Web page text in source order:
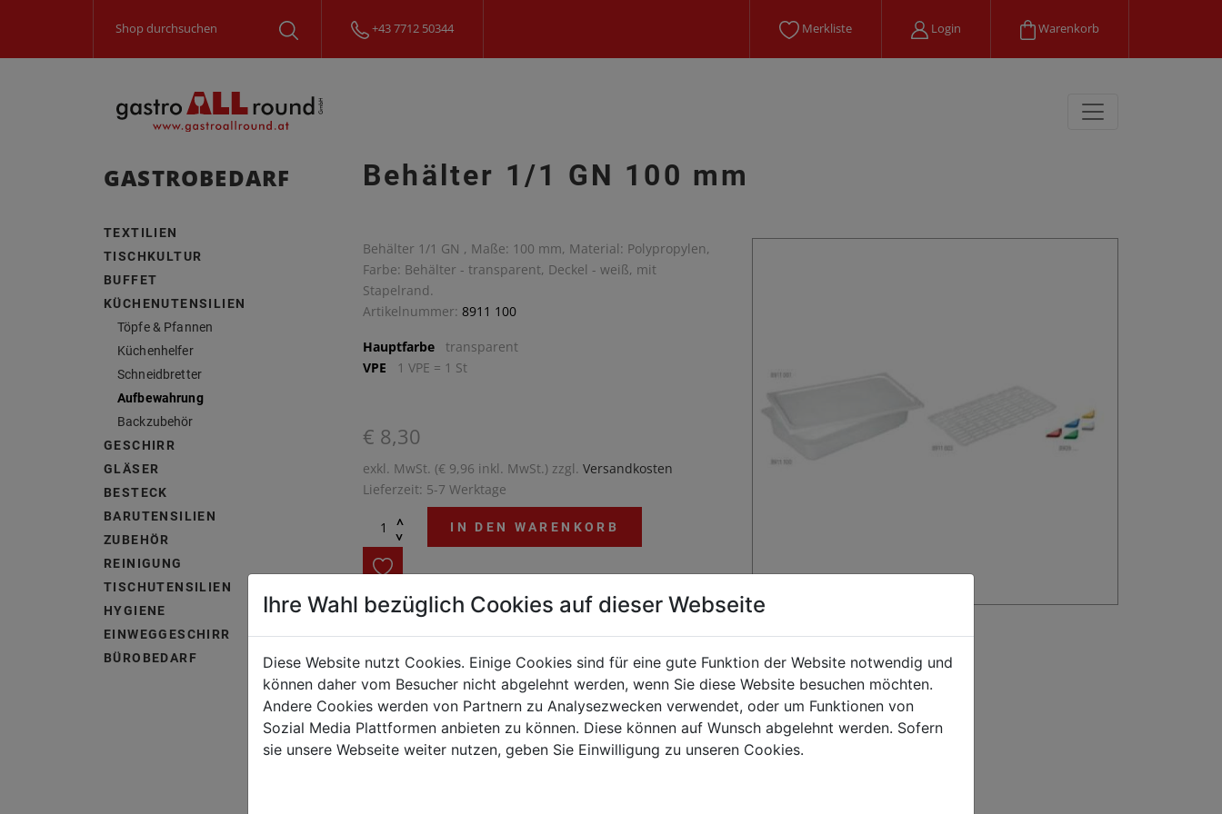
+43 7712 50344 Merkliste Login Warenkorb
GASTROBEDARF
TEXTILIEN
TISCHKULTUR
BUFFET
KÜCHENUTENSILIEN
Töpfe & Pfannen
Küchenhelfer
Schneidbretter
Aufbewahrung
Backzubehör
GESCHIRR
GLÄSER
BESTECK
BARUTENSILIEN
ZUBEHÖR
REINIGUNG
TISCHUTENSILIEN
HYGIENE
EINWEGGESCHIRR
BÜROBEDARF
Behälter 1/1 GN 100 mm
Behälter 1/1 GN , Maße: 100 mm, Material: Polypropylen,
Farbe: Behälter - transparent, Deckel - weiß, mit
Stapelrand.
Artikelnummer: 8911 100
Hauptfarbe
transparent
VPE
1 VPE = 1 St
€ 8,30
exkl. MwSt. (€ 9,96 inkl. MwSt.) zzgl. Versandkosten
Lieferzeit: 5-7 Werktage
^
^
IN DEN WARENKORB
Temperaturbeständig von -40 °C bis 80 °C.Deckel können
mit HACCP Clips farbig markiert werden.Deckel fest
schließend.BPA frei
Kunden kauften auch
Ihre Wahl bezüglich Cookies auf dieser Webseite
Diese Website nutzt Cookies. Einige Cookies sind für eine gute Funktion der Website notwendig und
können daher vom Besucher nicht abgelehnt werden, wenn Sie diese Website besuchen möchten.
Andere Cookies werden von Partnern zu Analysezwecken verwendet, oder um Funktionen von
Sozial Media Plattformen anbieten zu können. Diese können auf Wunsch abgelehnt werden. Sofern
sie unsere Webseite weiter nutzen, geben Sie Einwilligung zu unseren Cookies.